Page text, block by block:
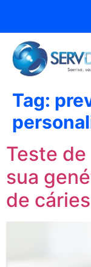
Tag:
Teste de
sua
de